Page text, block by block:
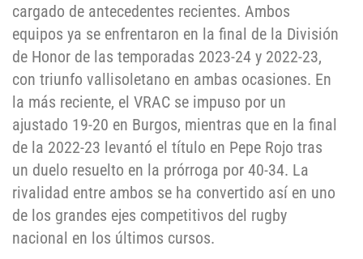
cargado de antecedentes recientes. Ambos
equipos ya se enfrentaron en la final de la División
de Honor de las temporadas 2023-24 y 2022-23,
con triunfo vallisoletano en ambas ocasiones. En
la más reciente, el VRAC se impuso por un
ajustado 19-20 en Burgos, mientras que en la final
de la 2022-23 levantó el título en Pepe Rojo tras
un duelo resuelto en la prórroga por 40-34. La
rivalidad entre ambos se ha convertido así en uno
de los grandes ejes competitivos del rugby
nacional en los últimos cursos.